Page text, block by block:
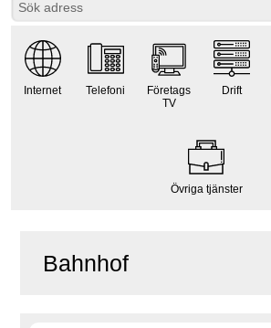
Internet Telefoni
Företags
TV
Drift
Övriga tjänster
Bahnhof